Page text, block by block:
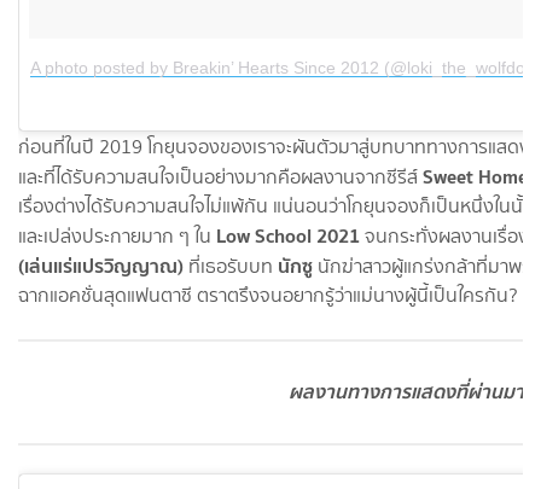
A photo posted by Breakin’ Hearts Since 2012 (@loki_the_wolfdog)
ก่อนที่ในปี 2019 โกยุนจองของเราจะผันตัวมาสู่บทบาททางการแสดง
และที่ได้รับความสนใจเป็นอย่างมากคือผลงานจากซีรีส์Sweet Home
เรื่องต่างได้รับความสนใจไม่แพ้กัน แน่นอนว่าโกยุนจองก็เป็นหนึ่งในนั้
และเปล่งประกายมาก ๆ ใน Low School 2021จนกระทั่งผลงานเรื่อง
(เล่นแร่แปรวิญญาณ) ที่เธอรับบท นักซู นักฆ่าสาวผู้แกร่งกล้าที่มาพ
ฉากแอคชั่นสุดแฟนตาซี ตราตรึงจนอยากรู้ว่าแม่นางผู้นี้เป็นใครกัน?
ผลงานทางการแสดงที่ผ่านมา